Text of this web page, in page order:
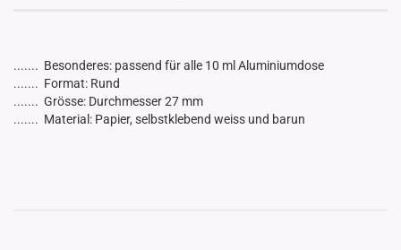
....... Besonderes: passend für alle 10 ml Aluminiumdose
....... Format: Rund
....... Grösse: Durchmesser 27 mm
....... Material: Papier, selbstklebend weiss und barun